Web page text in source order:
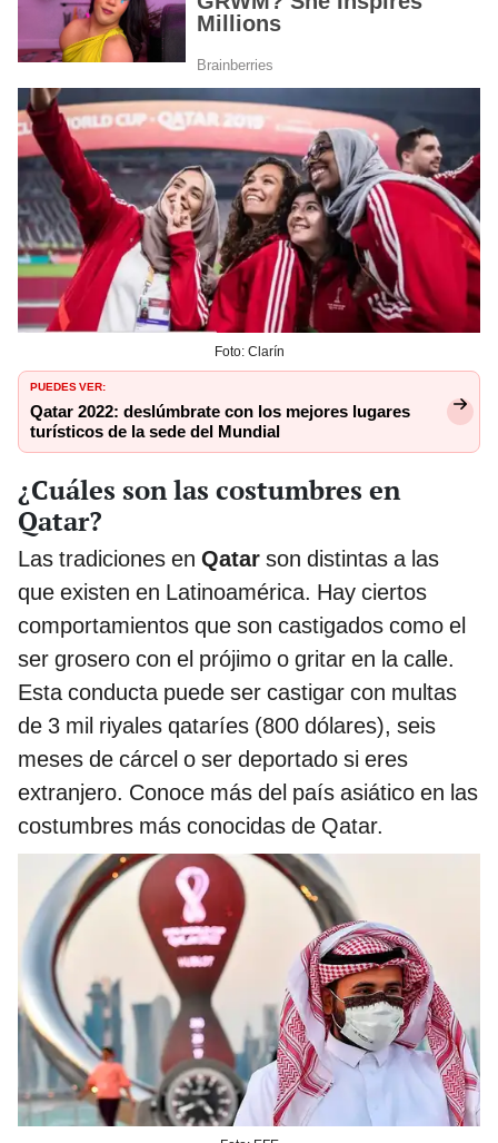
Foto: Clarín
PUEDES VER:
Qatar 2022: deslúmbrate con los mejores lugares
turísticos de la sede del Mundial
¿Cuáles son las costumbres en
Qatar?
Las tradiciones en Qatar son distintas a las
que existen en Latinoamérica. Hay ciertos
comportamientos que son castigados como el
ser grosero con el prójimo o gritar en la calle.
Esta conducta puede ser castigar con multas
de 3 mil riyales qataríes (800 dólares), seis
meses de cárcel o ser deportado si eres
extranjero. Conoce más del país asiático en las
costumbres más conocidas de Qatar.